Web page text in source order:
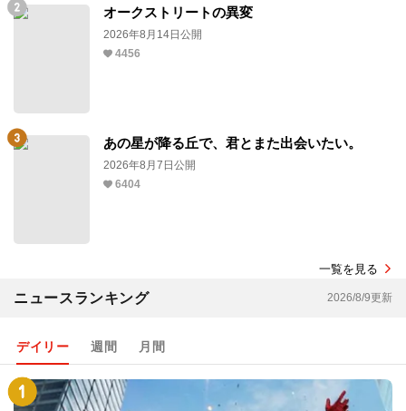
オークストリートの異変
2026年8月14日公開
4456
あの星が降る丘で、君とまた出会いたい。
2026年8月7日公開
6404
一覧を見る
ニュースランキング 2026/8/9更新
デイリー 週間 月間